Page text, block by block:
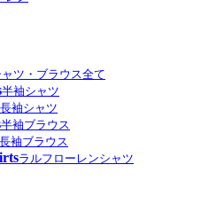
ャツ・ブラウス全て
半袖シャツ
長袖シャツ
半袖ブラウス
長袖ブラウス
ラルフローレンシャツ